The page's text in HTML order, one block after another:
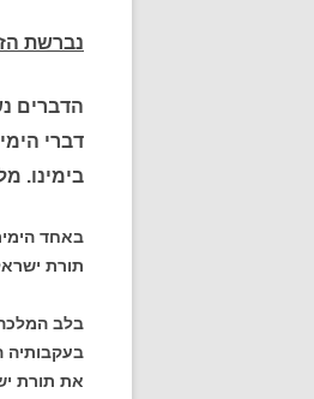
נברשת
הדברים
דברי
בימינו.
באחד
תורת
בלב
בעקבותיה
את תורת